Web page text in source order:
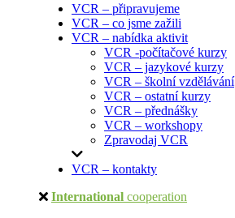
VCR – připravujeme
VCR – co jsme zažili
VCR – nabídka aktivit
VCR -počítačové kurzy
VCR – jazykové kurzy
VCR – školní vzdělávání
VCR – ostatní kurzy
VCR – přednášky
VCR – workshopy
Zpravodaj VCR
VCR – kontakty
International cooperation